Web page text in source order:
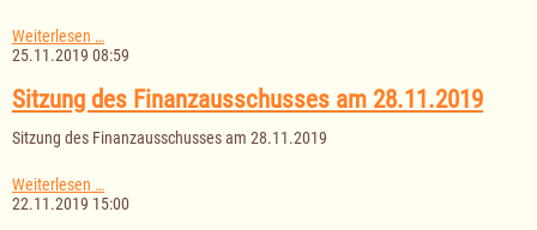
Weiterlesen …
der
am
03.12.2019
25.11.2019 08:59
Sitzung des Finanzausschusses am 28.11.2019
Sitzung des Finanzausschusses am 28.11.2019
Weiterlesen …
des
22.11.2019 15:00